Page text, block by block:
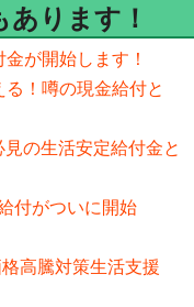
ります！
が開始します！
る！噂の現金給付と
の生活安定給付金と
付がついに開始
高騰対策生活支援